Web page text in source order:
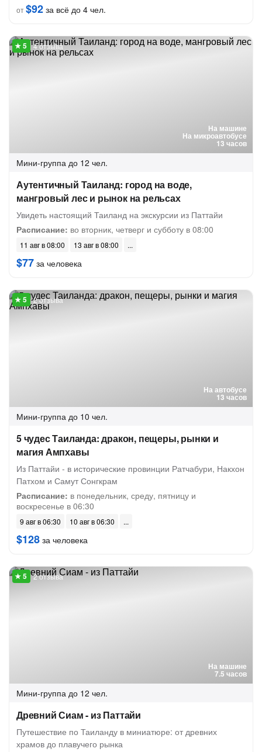
от$92 за всё до 4 чел.
На машине
На микроавтобусе
13 часов
4 отзыва
Мини-группа до 12 чел.
Аутентичный Таиланд: город на воде,
мангровый лес и рынок на рельсах
Увидеть настоящий Таиланд на экскурсии из Паттайи
Расписание: во вторник, четверг и субботу в 08:00
11 авг в 08:00 13 авг в 08:00
$77 за человека
На автобусе
13 часов
2 отзыва
Мини-группа до 10 чел.
5 чудес Таиланда: дракон, пещеры, рынки и
магия Ампхавы
Из Паттайи - в исторические провинции Ратчабури, Накхон
Патхом и Самут Сонгкрам
Расписание: в понедельник, среду, пятницу и
воскресенье в 06:30
9 авг в 06:30 10 авг в 06:30
$128 за человека
На машине
7.5 часов
2 отзыва
Мини-группа до 12 чел.
Древний Сиам - из Паттайи
Путешествие по Таиланду в миниатюре: от древних
храмов до плавучего рынка